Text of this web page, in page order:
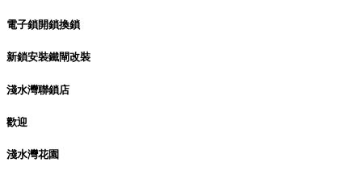
電子鎖開鎖換鎖
新鎖安裝鐵閘改裝
淺水灣聯鎖店
歡迎
淺水灣花園